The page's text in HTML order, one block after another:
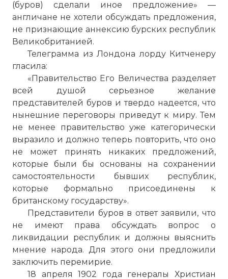
(буров) сделали иное предложение» —
англичане не хотели обсуждать предложения,
не признающие аннексию бурских республик
Великобританией.
Телеграмма из Лондона лорду Китченеру
гласила:
«Правительство Его Величества разделяет
всей душой серьезное желание
представителей буров и твердо надеется, что
нынешние переговоры приведут к миру. Тем
не менее правительство уже категорически
выразило и должно теперь повторить, что оно
не может принять никаких предложений,
которые были бы основаны на сохранении
самостоятельности бывших республик,
которые формально присоединены к
британскому государству».
Представители буров в ответ заявили, что
не имеют права обсуждать вопрос о
ликвидации республик и должны выяснить
мнение народа. Для этого они предложили
заключить перемирие.
18 апреля 1902 года генералы Христиан